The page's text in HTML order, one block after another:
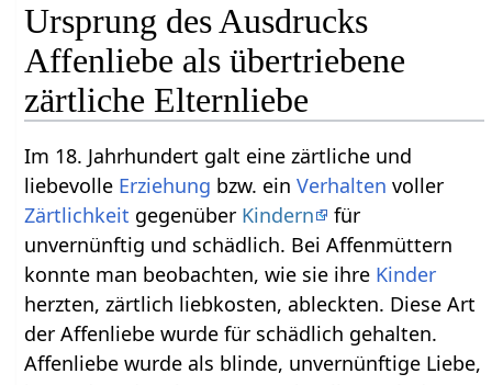
Ursprung des Ausdrucks
Affenliebe als übertriebene
zärtliche Elternliebe
Im 18. Jahrhundert galt eine zärtliche und
liebevolle Erziehung bzw. einVerhalten voller
Zärtlichkeit gegenüber Kindern
für
unvernünftig und schädlich. Bei Affenmüttern
konnte man beobachten, wie sie ihre Kinder
herzten, zärtlich liebkosten, ableckten. Diese Art
der Affenliebe wurde für schädlich gehalten.
Affenliebe wurde als blinde, unvernünftige Liebe,